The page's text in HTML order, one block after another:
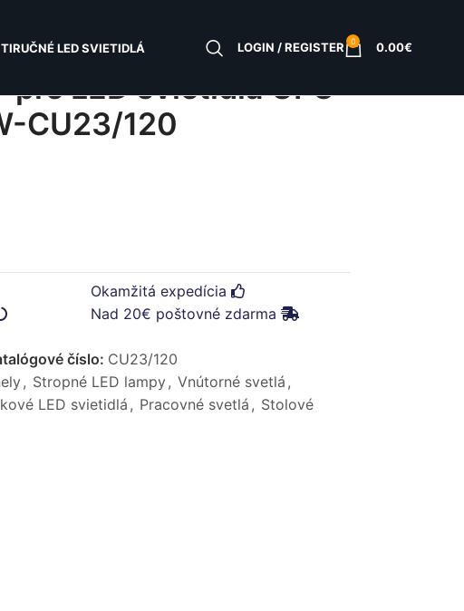
RUČNÉ LED SVIETIDLÁ LOGIN / REGISTER 0 0.00€
pre LED svietidlá UFO
CU23/120
Okamžitá expedícia
Nad 20€ poštovné zdarma
číslo: CU23/120
, Stropné LED lampy, Vnútorné svetlá ,
LED svietidlá , Pracovné svetlá , Stolové